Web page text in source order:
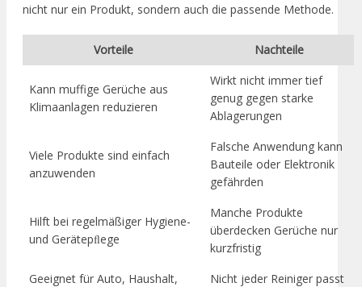
nicht nur ein Produkt, sondern auch die passende Methode.
Vorteile Nachteile
Kann muffige Gerüche aus
Klimaanlagen reduzieren
Wirkt nicht immer tief
genug gegen starke
Ablagerungen
Viele Produkte sind einfach
anzuwenden
Falsche Anwendung kann
Bauteile oder Elektronik
gefährden
Hilft bei regelmäßiger Hygiene-
und Gerätepﬂege
Manche Produkte
überdecken Gerüche nur
kurzfristig
Geeignet für Auto, Haushalt,
Nicht jeder Reiniger passt